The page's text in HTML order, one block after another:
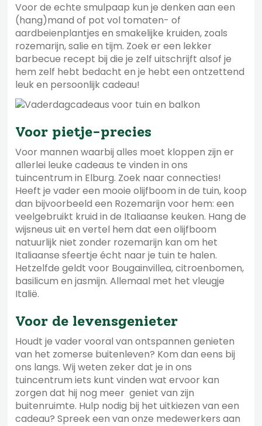
Voor de echte smulpaap kun je denken aan een
(hang)mand of pot vol tomaten- of
aardbeienplantjes en smakelijke kruiden, zoals
rozemarijn, salie en tijm. Zoek er een lekker
barbecue recept bij die je zelf uitschrijft alsof je
hem zelf hebt bedacht en je hebt een ontzettend
leuk en persoonlijk cadeau!
Voor pietje-precies
Voor mannen waarbij alles moet kloppen zijn er
allerlei leuke cadeaus te vinden in ons
tuincentrum in Elburg. Zoek naar connecties!
Heeft je vader een mooie olijfboom in de tuin, koop
dan bijvoorbeeld een Rozemarijn voor hem: een
veelgebruikt kruid in de Italiaanse keuken. Hang de
wijsneus uit en vertel hem dat een olijfboom
natuurlijk niet zonder rozemarijn kan om het
Italiaanse sfeertje écht naar je tuin te halen.
Hetzelfde geldt voor Bougainvillea, citroenbomen,
basilicum en jasmijn. Allemaal met het vleugje
Italië.
Voor de levensgenieter
Houdt je vader vooral van ontspannen genieten
van het zomerse buitenleven? Kom dan eens bij
ons langs. Wij weten zeker dat je in ons
tuincentrum iets kunt vinden wat ervoor kan
zorgen dat hij nog meer geniet van zijn
buitenruimte. Hulp nodig bij het uitkiezen van een
cadeau? Spreek een van onze medewerkers aan